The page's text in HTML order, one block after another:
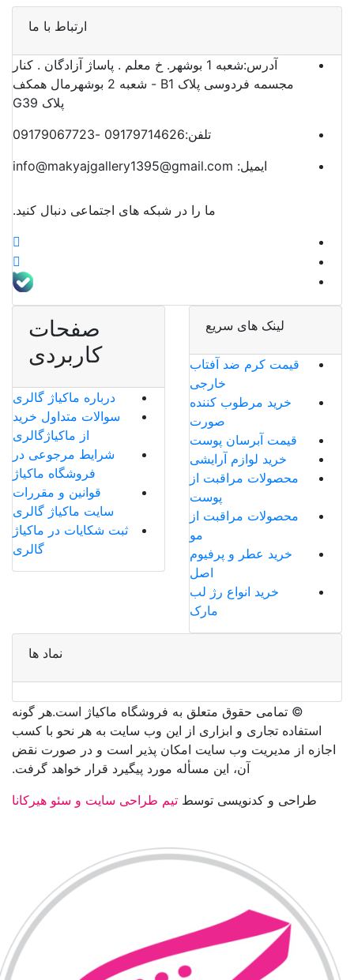
ارتباط با ما
آدرس:
شعبه 1 بوشهر. خ معلم . پاساژ آزادگان . کنار
مجسمه فردوسی پلاک B1 - شعبه 2 بوشهرمال همکف
پلاک G39
تلفن:09179714626 -09179067723
ایمیل:
ما را در شبکه های اجتماعی دنبال کنید.
لینک های سریع
قیمت کرم ضد آفتاب
خارجی
خرید مرطوب کننده
صورت
قیمت آبرسان پوست
خرید لوازم آرایشی
محصولات مراقبت از
پوست
محصولات مراقبت از
مو
خرید عطر و پرفیوم
اصل
خرید انواع رژ لب
مارک
صفحات
کاربردی
درباره ماکیاژ گالری
سوالات متداول خرید
از ماکیاژگالری
شرایط مرجوعی در
فروشگاه ماکیاژ
قوانین و مقررات
سایت ماکیاژ گالری
ثبت شکایات در ماکیاژ
گالری
نماد ها
©️ تمامی حقوق متعلق به فروشگاه ماکیاژ است.هر گونه
استفاده تجاری و ابزاری از این وب سایت به هر نحو با کسب
اجازه از مدیریت وب سایت امکان پذیر است و در صورت نقض
آن، این مسأله مورد پیگیرد قرار خواهد گرفت.
طراحی و کدنویسی توسط تیم طراحی سایت و سئو هیرکانا